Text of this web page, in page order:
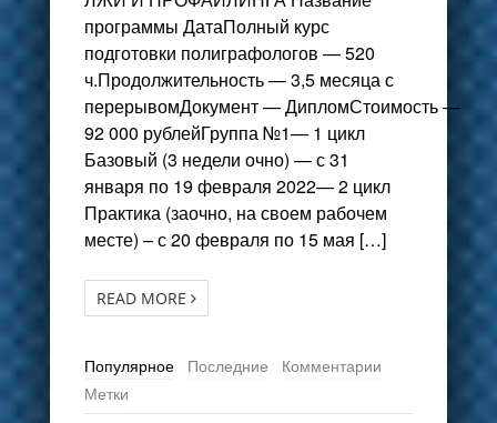
программы ДатаПолный курс
подготовки полиграфологов — 520
ч.Продолжительность — 3,5 месяца с
перерывомДокумент — ДипломСтоимость —
92 000 рублейГруппа №1— 1 цикл
Базовый (3 недели очно) — с 31
января по 19 февраля 2022— 2 цикл
Практика (заочно, на своем рабочем
месте) – с 20 февраля по 15 мая […]
READ MORE
Популярное Последние
Комментарии
Метки